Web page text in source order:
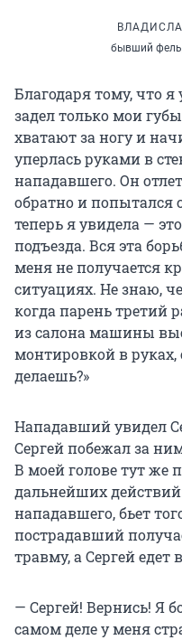
бывший
Благодаря тому, что я
задел только мои
хватают за ногу и
уперлась руками в
нападавшего. Он
обратно и попытался
теперь я увидела —
подъезда. Вся эта
меня не получается
ситуациях. Не знаю,
когда парень третий
из салона машины
монтировкой в руках,
делаешь?»
Нападавший увидел
Сергей побежал за
В моей голове тут же
дальнейших
нападавшего, бьет
пострадавший
травму, а Сергей едет
— Сергей! Вернись! Я
самом деле у меня